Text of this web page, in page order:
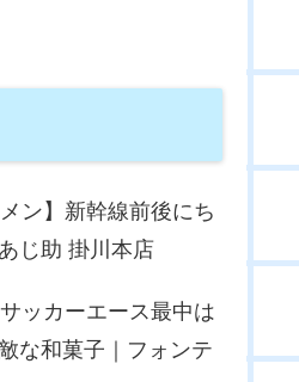
ン】新幹線前後にち
じ助 掛川本店
ッカーエース最中は
な和菓子｜フォンテ